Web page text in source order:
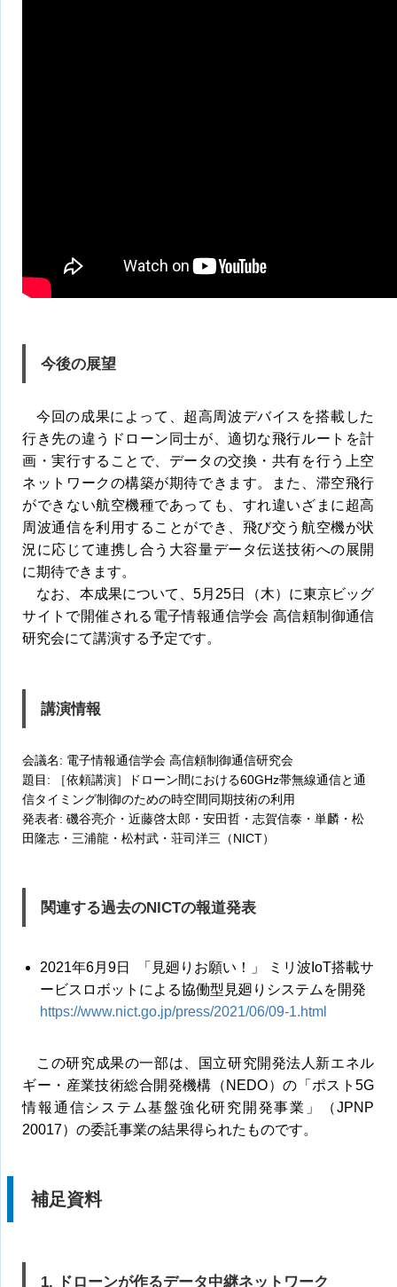
今後の展望
今回の成果によって、超高周波デバイスを搭載した
行き先の違うドローン同士が、適切な飛行ルートを計
画・実行することで、データの交換・共有を行う上空
ネットワークの構築が期待できます。また、滞空飛行
ができない航空機種であっても、すれ違いざまに超高
周波通信を利用することができ、飛び交う航空機が状
況に応じて連携し合う大容量データ伝送技術への展開
に期待できます。
なお、本成果について、5月25日（木）に東京ビッグ
サイトで開催される電子情報通信学会 高信頼制御通信
研究会にて講演する予定です。
講演情報
会議名: 電子情報通信学会 高信頼制御通信研究会
題目: ［依頼講演］ドローン間における60GHz帯無線通信と通
信タイミング制御のための時空間同期技術の利用
発表者: 磯谷亮介・近藤啓太郎・安田哲・志賀信泰・単麟・松
田隆志・三浦龍・松村武・荘司洋三（NICT）
関連する過去のNICTの報道発表
2021年6月9日 「見廻りお願い！」 ミリ波IoT搭載サ
ービスロボットによる協働型見廻りシステムを開発
https://www.nict.go.jp/press/2021/06/09-1.html
この研究成果の一部は、国立研究開発法人新エネル
ギー・産業技術総合開発機構（NEDO）の「ポスト5G
情報通信システム基盤強化研究開発事業」（JPNP
20017）の委託事業の結果得られたものです。
補足資料
1. ドローンが作るデータ中継ネットワーク